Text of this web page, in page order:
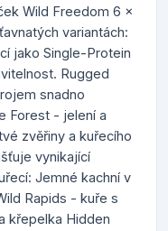
Wild Freedom 6 x
variantách:
jako Single-Protein
Rugged
snadno
Forest - jelení a
zvěřiny a kuřecího
vynikající
Jemné kachní v
Rapids - kuře s
křepelka Hidden